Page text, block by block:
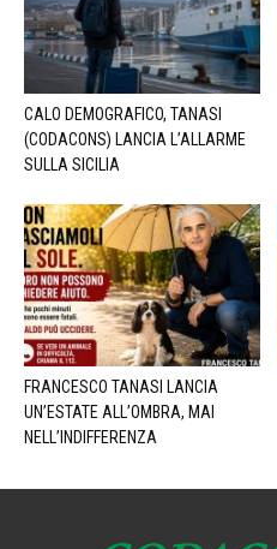
CALO DEMOGRAFICO, TANASI
(CODACONS) LANCIA L’ALLARME
SULLA SICILIA
FRANCESCO TANASI LANCIA
UN’ESTATE ALL’OMBRA, MAI
NELL’INDIFFERENZA